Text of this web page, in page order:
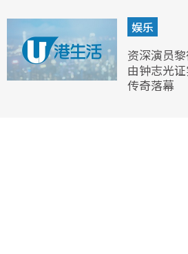
娱乐
资深演员
由钟志光
传奇落幕